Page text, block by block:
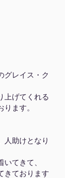
グレイス・ク
上げてくれる
ます。
人助けとなり
てきて、
きております